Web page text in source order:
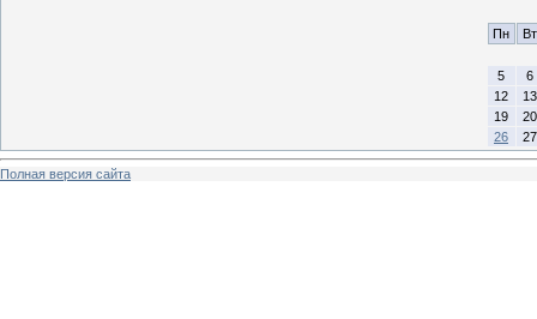
Пн Вт
5
6
12
13
19
20
26
27
Полная версия сайта